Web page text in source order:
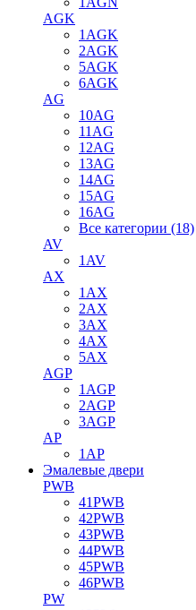
AGK
1AGK
2AGK
5AGK
6AGK
AG
10AG
11AG
12AG
13AG
14AG
15AG
16AG
Все категории (18)
AV
1AV
AX
1AX
2AX
3AX
4AX
5AX
AGP
1AGP
2AGP
3AGP
AP
1AP
Эмалевые двери
PWB
41PWB
42PWB
43PWB
44PWB
45PWB
46PWB
PW